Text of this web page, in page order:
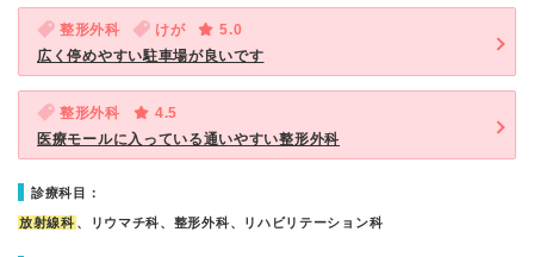
整形外科 けが
5.0
広く停めやすい駐車場が良いです
整形外科
4.5
医療モールに入っている通いやすい整形外科
診療科目：
放射線科 、リウマチ科、整形外科、リハビリテーション科